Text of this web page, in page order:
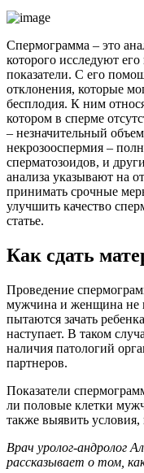
Спермограмма – это
которого исследуют
показатели. С его
отклонения, которые
бесплодия. К ним
котором в сперме
– незначительный
некрозооспермия –
сперматозоидов, и
анализа указывают на
принимать срочные
улучшить качество
статье.
Как сдать
Проведение
мужчина и женщина не
пытаются зачать
наступает. В таком
наличия патологий
партнеров.
Показатели
ли половые клетки
также выявить условия,
Врач уролог-андролог
рассказывает о том,